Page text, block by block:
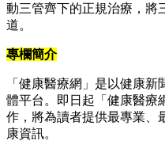
動三管齊下的正規治療，將
道。
專欄簡介
「健康醫療網」是以健康
體平台。即日起「健康醫療
作，將為讀者提供最專業、
康資訊。